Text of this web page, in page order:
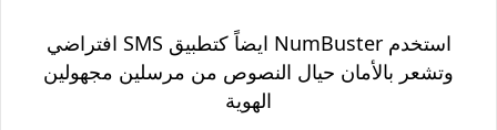
استخدم NumBuster ايضاً كتطبيق SMS افتراضي
وتشعر بالأمان حيال النصوص من مرسلين مجهولين
الهوية